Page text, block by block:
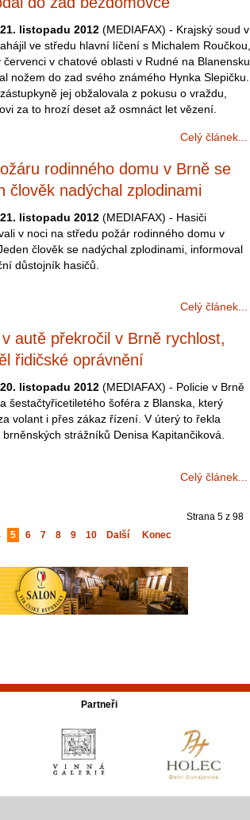
listopadu 2012 (MEDIAFAX) - Krajský soud v
ve středu hlavní líčení s Michalem Roučkou,
červenci v chatové oblasti v Rudné na Blanensku
nožem do zad svého známého Hynka Slepičku.
jej obžalovala z pokusu o vraždu,
za to hrozí deset až osmnáct let vězení.
Celý článek...
rodinného domu v Brně se
člověk nadýchal zplodinami
listopadu 2012 (MEDIAFAX) - Hasiči
v noci na středu požár rodinného domu v
člověk se nadýchal zplodinami, informoval
důstojník hasičů.
Celý článek...
autě překročil v Brně rychlost,
řidičské oprávnění
listopadu 2012 (MEDIAFAX) - Policie v Brně
šestačtyřicetiletého šoféra z Blanska, který
volant i přes zákaz řízení. V úterý to řekla
brněnských strážníků Denisa Kapitančiková.
Celý článek...
Strana 5 z 98
5 6 7 8 9 10 Další Konec
Partneři